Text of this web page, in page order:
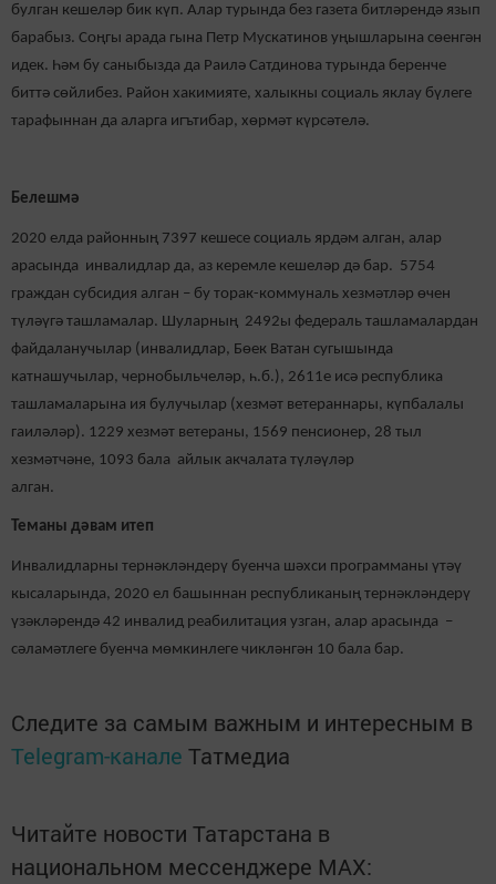
булган кешеләр бик күп. Алар турында без газета битләрендә язып
барабыз. Соңгы арада гына Петр Мускатинов уңышларына сөенгән
идек. Һәм бу саныбызда да Раилә Сатдинова турында беренче
биттә сөйлибез. Район хакимияте, халыкны социаль яклау бүлеге
тарафыннан да аларга игътибар, хөрмәт күрсәтелә.
Белешмә
2020 елда районның 7397 кешесе социаль ярдәм алган, алар
арасында инвалидлар да, аз керемле кешеләр дә бар. 5754
граждан субсидия алган – бу торак-коммуналь хезмәтләр өчен
түләүгә ташламалар. Шуларның 2492ы федераль ташламалардан
файдаланучылар (инвалидлар, Бөек Ватан сугышында
катнашучылар, чернобыльчеләр, һ.б.), 2611е исә республика
ташламаларына ия булучылар (хезмәт ветераннары, күпбалалы
гаиләләр). 1229 хезмәт ветераны, 1569 пенсионер, 28 тыл
хезмәтчәне, 1093 бала айлык акчалата түләүләр
алган.
Теманы дәвам итеп
Инвалидларны тернәкләндерү буенча шәхси программаны үтәү
кысаларында, 2020 ел башыннан республиканың тернәкләндерү
үзәкләрендә 42 инвалид реабилитация узган, алар арасында –
сәламәтлеге буенча мөмкинлеге чикләнгән 10 бала бар.
Следите за самым важным и интересным в
Telegram-канале Татмедиа
Читайте новости Татарстана в
национальном мессенджере MАХ: